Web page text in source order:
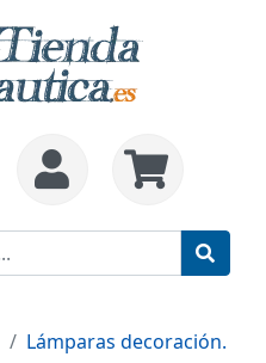
Lámparas decoración.